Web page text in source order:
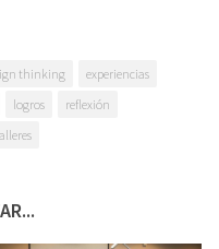
thinking
experiencias
logros
reflexión